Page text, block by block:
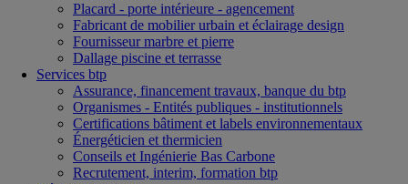
Placard - porte intérieure - agencement
Fabricant de mobilier urbain et éclairage design
Fournisseur marbre et pierre
Dallage piscine et terrasse
Services btp
Assurance, financement travaux, banque du btp
Organismes - Entités publiques - institutionnels
Certifications bâtiment et labels environnementaux
Énergéticien et thermicien
Conseils et Ingénierie Bas Carbone
Recrutement, interim, formation btp